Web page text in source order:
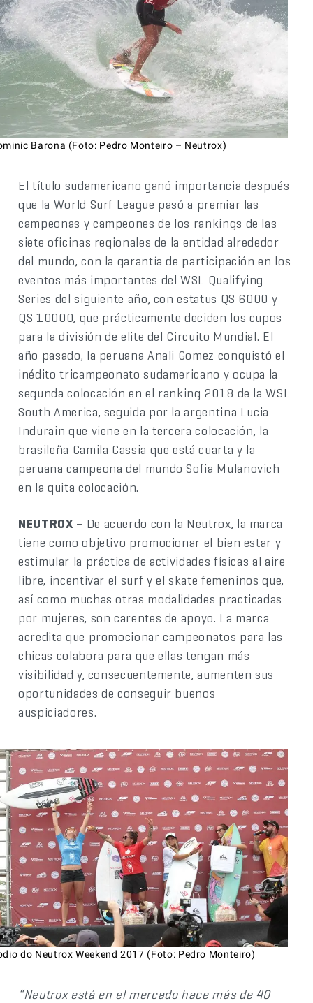
Barona (Foto: Pedro Monteiro – Neutrox)
El título sudamericano ganó importancia después
que la World Surf League pasó a premiar las
campeonas y campeones de los rankings de las
siete oficinas regionales de la entidad alrededor
del mundo, con la garantía de participación en los
eventos más importantes del WSL Qualifying
Series del siguiente año, con estatus QS 6000 y
QS 10000, que prácticamente deciden los cupos
para la división de elite del Circuito Mundial. El
año pasado, la peruana Anali Gomez conquistó el
inédito tricampeonato sudamericano y ocupa la
segunda colocación en el ranking 2018 de la WSL
South America, seguida por la argentina Lucia
Indurain que viene en la tercera colocación, la
brasileña Camila Cassia que está cuarta y la
peruana campeona del mundo Sofia Mulanovich
en la quita colocación.
NEUTROX – De acuerdo con la Neutrox, la marca
tiene como objetivo promocionar el bien estar y
estimular la práctica de actividades físicas al aire
libre, incentivar el surf y el skate femeninos que,
así como muchas otras modalidades practicadas
por mujeres, son carentes de apoyo. La marca
acredita que promocionar campeonatos para las
chicas colabora para que ellas tengan más
visibilidad y, consecuentemente, aumenten sus
oportunidades de conseguir buenos
auspiciadores.
do Neutrox Weekend 2017 (Foto: Pedro Monteiro)
“Neutrox está en el mercado hace más de 40